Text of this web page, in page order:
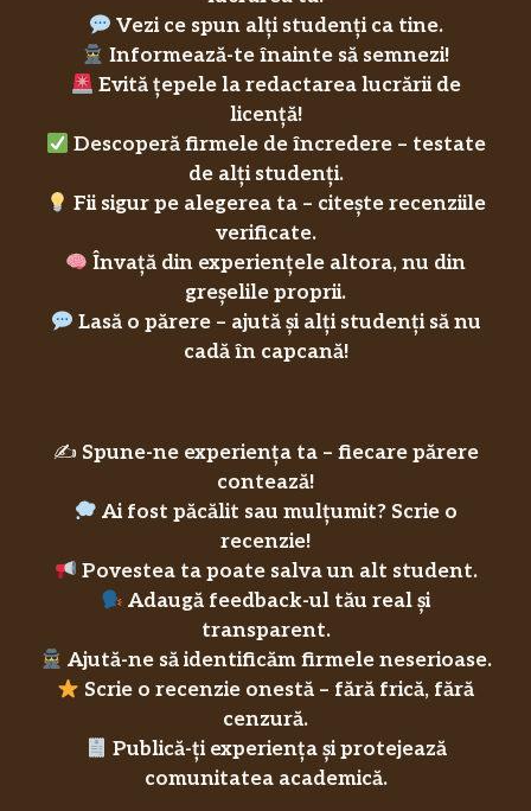
Vezi ce spun alți studenți ca tine.
Informează-te înainte să semnezi!
Evită țepele la redactarea lucrării de
licență!
Descoperă firmele de încredere – testate
de alți studenți.
Fii sigur pe alegerea ta – citește recenziile
verificate.
Învață din experiențele altora, nu din
greșelile proprii.
Lasă o părere – ajută și alți studenți să nu
cadă în capcană!
✍️ Spune-ne experiența ta – fiecare părere
contează!
Ai fost păcălit sau mulțumit? Scrie o
recenzie!
Povestea ta poate salva un alt student.
Adaugă feedback-ul tău real și
transparent.
Ajută-ne să identificăm firmele neserioase.
Scrie o recenzie onestă – fără frică, fără
cenzură.
Publică-ți experiența și protejează
comunitatea academică.